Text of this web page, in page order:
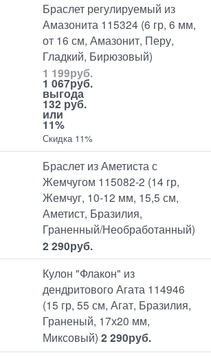
Браслет регулируемый из
Амазонита 115324 (6 гр, 6 мм,
от 16 см, Амазонит, Перу,
Гладкий, Бирюзовый)
1 199руб.
1 067руб.
выгода
132 руб.
или
11%
Скидка 11%
Браслет из Аметиста с
Жемчугом 115082-2 (14 гр,
Жемчуг, 10-12 мм, 15,5 см,
Аметист, Бразилия,
Граненный/Необработанный)
2 290руб.
Кулон "Флакон" из
дендритового Агата 114946
(15 гр, 55 см, Агат, Бразилия,
Граненый, 17х20 мм,
Миксовый) 2 290руб.